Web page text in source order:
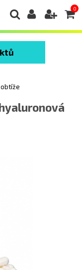
0
obtíže